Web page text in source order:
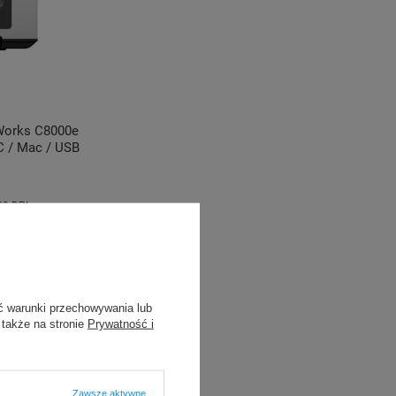
C8000e
/ Mac / USB
DPI
warunki przechowywania lub
na stronie Prywatność i
Zawsze aktywne